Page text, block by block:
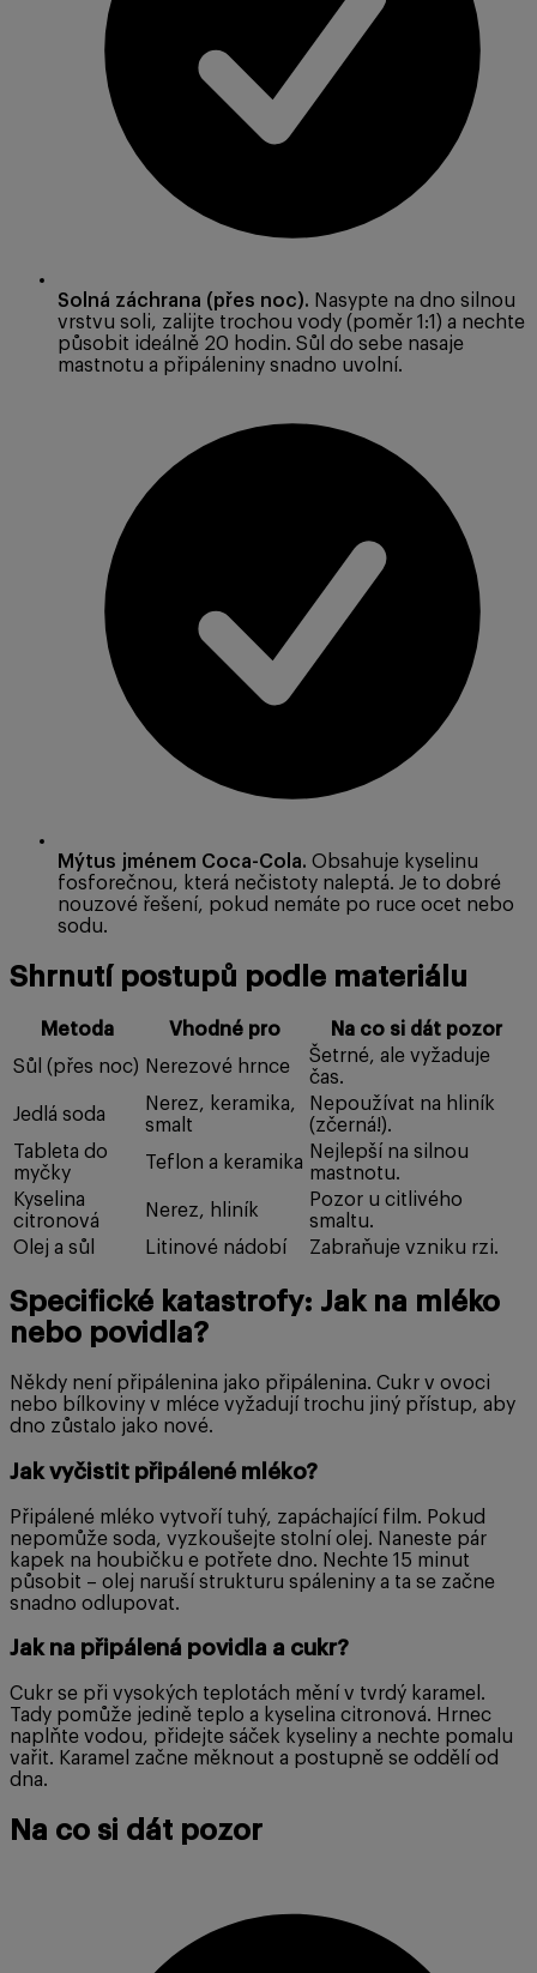
Solná záchrana (přes noc). Nasypte na dno silnou
vrstvu soli, zalijte trochou vody (poměr 1:1) a nechte
působit ideálně 20 hodin. Sůl do sebe nasaje
mastnotu a připáleniny snadno uvolní.
Mýtus jménem Coca-Cola. Obsahuje kyselinu
fosforečnou, která nečistoty naleptá. Je to dobré
nouzové řešení, pokud nemáte po ruce ocet nebo
sodu.
Shrnutí postupů podle materiálu
Metoda Vhodné pro
Na co si dát pozor
Sůl (přes noc) Nerezové hrnce
Šetrné, ale vyžaduje
čas.
Jedlá soda
Nerez, keramika,
smalt
Nepoužívat na hliník
(zčerná!).
Tableta do
myčky
Teflon a keramika
Nejlepší na silnou
mastnotu.
Kyselina
citronová
Nerez, hliník
Pozor u citlivého
smaltu.
Olej a sůl
Litinové nádobí Zabraňuje vzniku rzi.
Specifické katastrofy: Jak na mléko
nebo povidla?
Někdy není připálenina jako připálenina. Cukr v ovoci
nebo bílkoviny v mléce vyžadují trochu jiný přístup, aby
dno zůstalo jako nové.
Jak vyčistit připálené mléko?
Připálené mléko vytvoří tuhý, zapáchající film. Pokud
nepomůže soda, vyzkoušejte stolní olej. Naneste pár
kapek na houbičku e potřete dno. Nechte 15 minut
působit – olej naruší strukturu spáleniny a ta se začne
snadno odlupovat.
Jak na připálená povidla a cukr?
Cukr se při vysokých teplotách mění v tvrdý karamel.
Tady pomůže jedině teplo a kyselina citronová. Hrnec
naplňte vodou, přidejte sáček kyseliny a nechte pomalu
vařit. Karamel začne měknout a postupně se oddělí od
dna.
Na co si dát pozor